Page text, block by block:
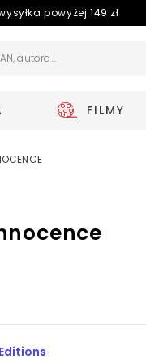
powyżej 149 zł
FILMY